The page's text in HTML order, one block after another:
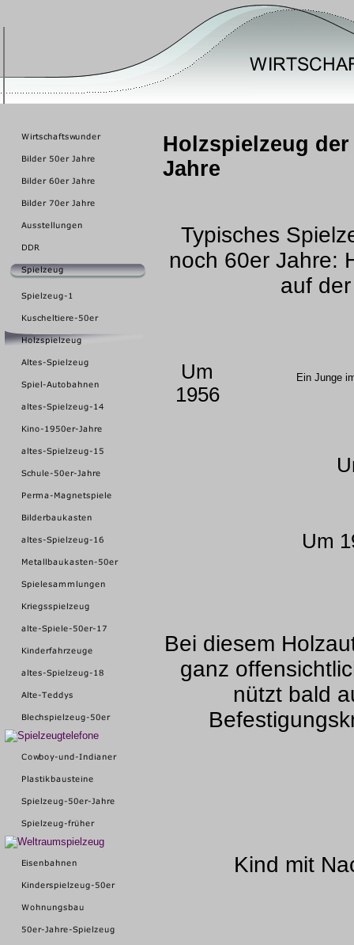
Holzspielzeug der
Jahre
Typisches
noch 60er Jahre:
auf
Um
1956
Ein Junge
Um
Bei diesem
ganz
nützt bald
Kind mit